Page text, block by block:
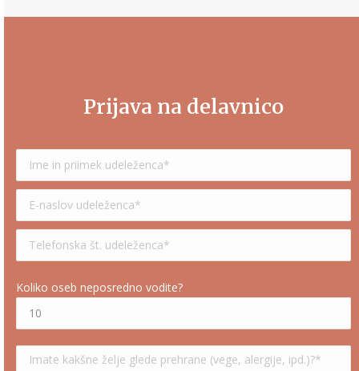
Prijava na delavnico
Koliko oseb neposredno vodite?